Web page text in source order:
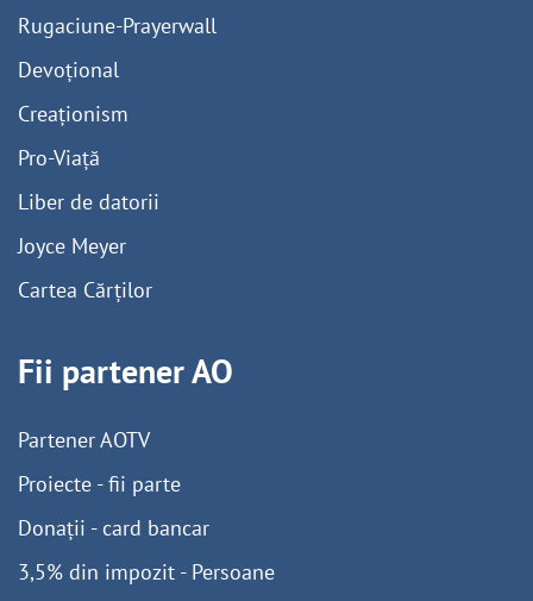
Rugaciune-Prayerwall
Devoțional
Creaționism
Pro-Viață
Liber de datorii
Joyce Meyer
Cartea Cărților
Fii partener AO
Partener AOTV
Proiecte - fii parte
Donații - card bancar
3,5% din impozit - Persoane